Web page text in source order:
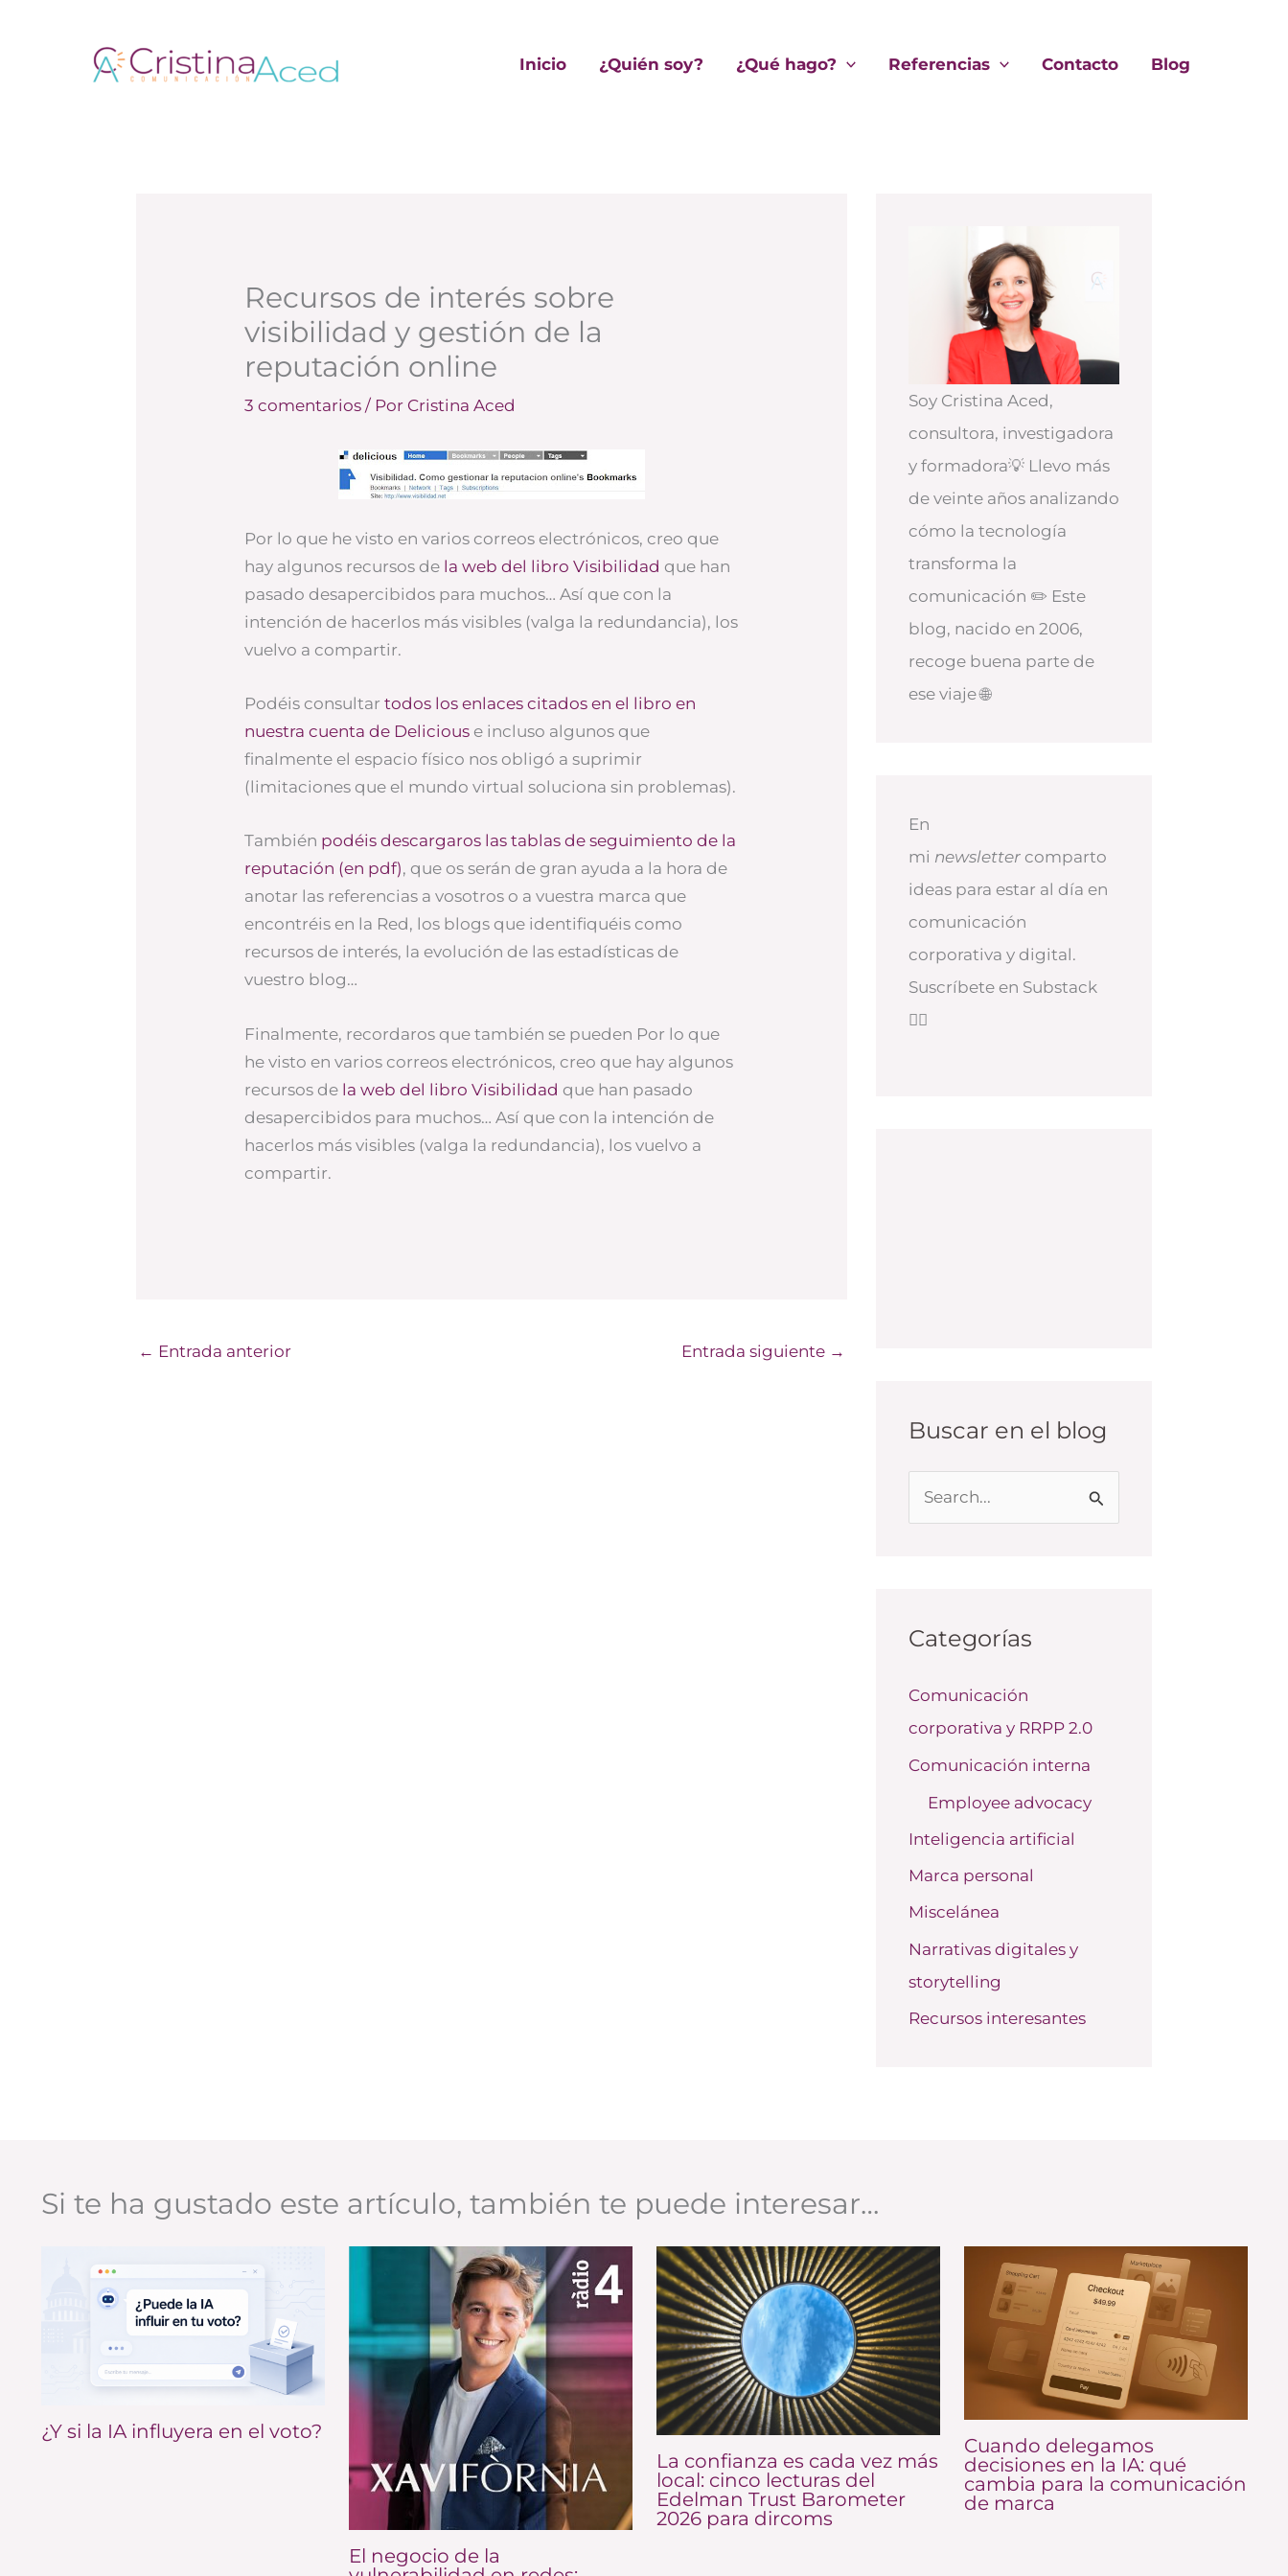
Inicio ¿Quién soy? ¿Qué hago? Referencias Contacto Blog
Recursos de interés sobre
visibilidad y gestión de la
reputación online
3 comentarios / Por Cristina Aced
Por lo que he visto en varios correos electrónicos, creo que
hay algunos recursos de la web del libro Visibilidad que han
pasado desapercibidos para muchos… Así que con la
intención de hacerlos más visibles (valga la redundancia), los
vuelvo a compartir.
Podéis consultartodos los enlaces citados en el libro en
nuestra cuenta de Delicious e incluso algunos que
finalmente el espacio físico nos obligó a suprimir
(limitaciones que el mundo virtual soluciona sin problemas).
También podéis descargaros las tablas de seguimiento de la
reputación (en pdf), que os serán de gran ayuda a la hora de
anotar las referencias a vosotros o a vuestra marca que
encontréis en la Red, los blogs que identifiquéis como
recursos de interés, la evolución de las estadísticas de
vuestro blog…
Finalmente, recordaros que también se pueden Por lo que
he visto en varios correos electrónicos, creo que hay algunos
recursos de la web del libro Visibilidad que han pasado
desapercibidos para muchos… Así que con la intención de
hacerlos más visibles (valga la redundancia), los vuelvo a
compartir.
← Entrada anterior Entrada siguiente →
Soy Cristina Aced,
consultora, investigadora
y formadora💡 Llevo más
de veinte años analizando
cómo la tecnología
transforma la
comunicación ✏️ Este
blog, nacido en 2006,
recoge buena parte de
ese viaje 🌐
En
mi newsletter comparto
ideas para estar al día en
comunicación
corporativa y digital.
Suscríbete en Substack
👇🏻
Buscar en el blog
a
p
o
r
Categorías
Comunicación
corporativa y RRPP 2.0
Comunicación interna
Employee advocacy
Inteligencia artificial
Marca personal
Miscelánea
Narrativas digitales y
storytelling
Recursos interesantes
Si te ha gustado este artículo, también te puede interesar…
¿Y si la IA influyera en el voto?
El negocio de la
La confianza es cada vez más
local: cinco lecturas del
Edelman Trust Barometer
2026 para dircoms
Cuando delegamos
decisiones en la IA: qué
cambia para la comunicación
de marca